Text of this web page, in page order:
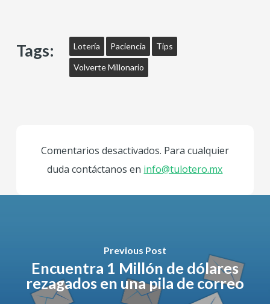
Tags: Lotería Paciencia Tips
Volverte Millonario
Comentarios desactivados. Para cualquier
duda contáctanos en info@tulotero.mx
Previous Post
Encuentra 1 Millón de dólares
rezagados en una pila de correo